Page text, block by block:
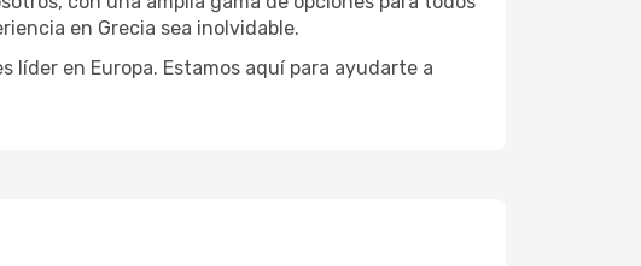
en Grecia sea inolvidable.
líder en Europa. Estamos aquí para ayudarte a